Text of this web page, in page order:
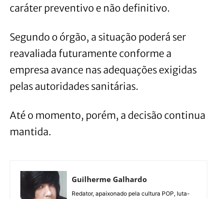
caráter preventivo e não definitivo.
Segundo o órgão, a situação poderá ser
reavaliada futuramente conforme a
empresa avance nas adequações exigidas
pelas autoridades sanitárias.
Até o momento, porém, a decisão continua
mantida.
Guilherme Galhardo
Redator, apaixonado pela cultura POP, luta-